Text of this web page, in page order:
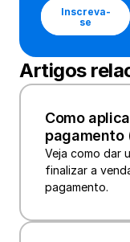
Inscreva-
se
Artigos
Como
pagamento
Veja como dar
finalizar a
pagamento.